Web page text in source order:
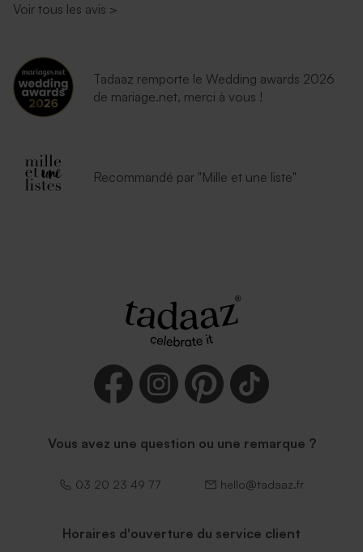
Voir tous les avis >
Tadaaz remporte le Wedding awards 2026
de mariage.net, merci à vous !
Recommandé par "Mille et une liste"
Vous avez une question ou une remarque ?
03 20 23 49 77 hello@tadaaz.fr
Horaires d'ouverture du service client